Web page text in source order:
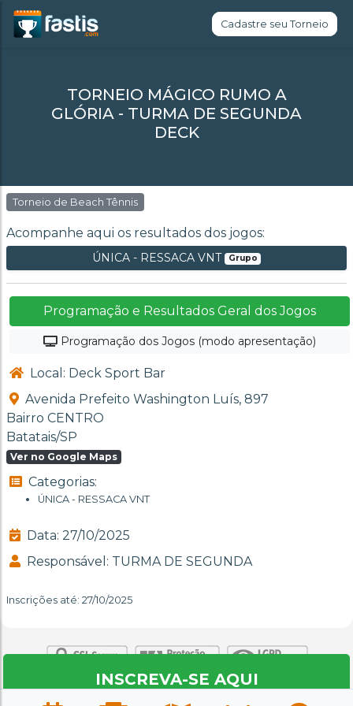
Cadastre seu Torneio
TORNEIO MÁGICO RUMO A
GLÓRIA - TURMA DE SEGUNDA
DECK
Torneio de Beach Tênnis
Acompanhe aqui os resultados dos jogos:
ÚNICA - RESSACA VNT Grupo
Programação e Resultados Geral dos Jogos
Programação dos Jogos (modo apresentação)
Local: Deck Sport Bar
Avenida Prefeito Washington Luís, 897
Bairro CENTRO
Batatais/SP
Ver no Google Maps
Categorias:
ÚNICA - RESSACA VNT
Data: 27/10/2025
Responsável: TURMA DE SEGUNDA
Inscrições até: 27/10/2025
INSCREVA-SE AQUI